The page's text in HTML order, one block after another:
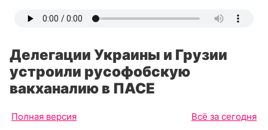
Делегации Украины и Грузии
устроили русофобскую
вакханалию в ПАСЕ
Полная версия Всё за сегодня